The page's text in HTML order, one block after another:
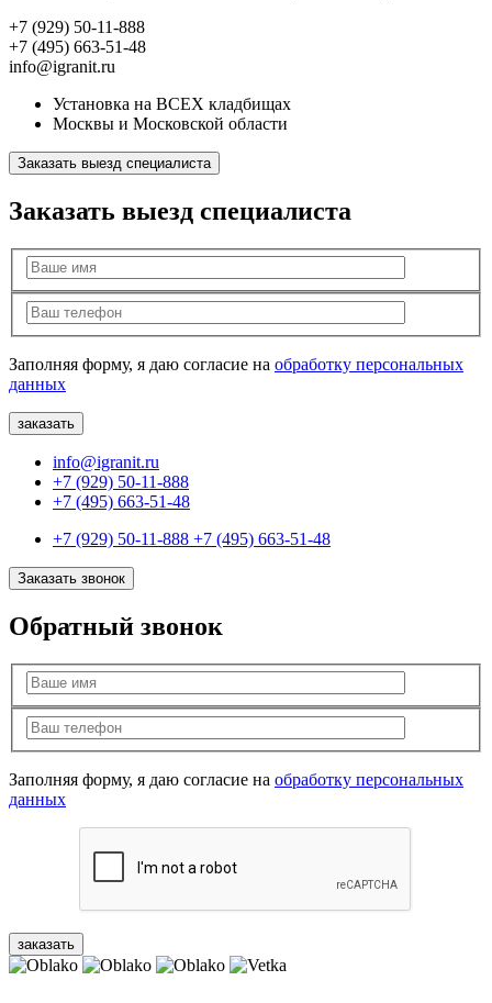
+7 (929) 50-11-888
+7 (495) 663-51-48
info@igranit.ru
Установка на ВСЕХ кладбищах
Москвы и Московской области
Заказать выезд специалиста
Заказать выезд специалиста
Заполняя форму, я даю согласие на обработку персональных
данных
info@igranit.ru
+7 (929) 50-11-888
+7 (495) 663-51-48
+7 (929) 50-11-888 +7 (495) 663-51-48
Заказать звонок
Обратный звонок
Заполняя форму, я даю согласие на обработку персональных
данных